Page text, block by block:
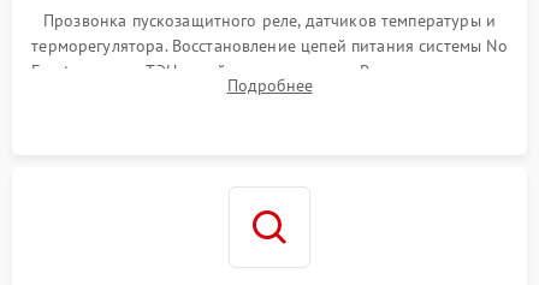
Прозвонка пускозащитного реле, датчиков температуры и
терморегулятора. Восстановление цепей питания системы No
Frost, включая ТЭН оттайки и вентилятор. Ремонт или замена
платы управления при сбоях алгоритмов.
Подробнее